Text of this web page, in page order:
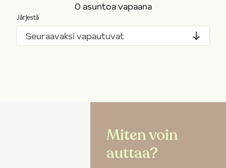
0 asuntoa vapaana
Järjestä
Seuraavaksi vapautuvat
Miten voin
auttaa?